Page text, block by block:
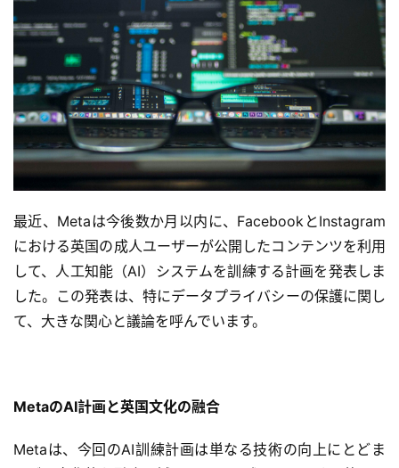
最近、Metaは今後数か月以内に、FacebookとInstagram
における英国の成人ユーザーが公開したコンテンツを利用
して、人工知能（AI）システムを訓練する計画を発表しま
した。この発表は、特にデータプライバシーの保護に関し
て、大きな関心と議論を呼んでいます。
MetaのAI計画と英国文化の融合
Metaは、今回のAI訓練計画は単なる技術の向上にとどま